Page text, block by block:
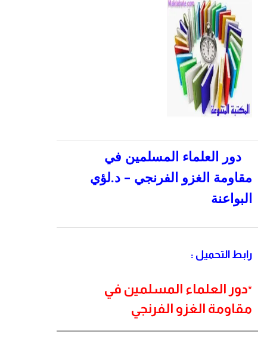
دور العلماء المسلمين في
مقاومة الغزو الفرنجي – د.لؤي
البواعنة
رابط التحميل :
*دور العلماء المسلمين في
مقاومة الغزو الفرنجي